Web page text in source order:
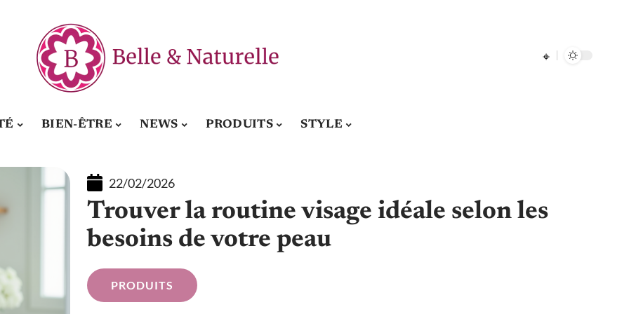
BIEN-ÊTRE NEWS PRODUITS STYLE
22/02/2026
Trouver la routine visage idéale selon les
besoins de votre peau
PRODUITS